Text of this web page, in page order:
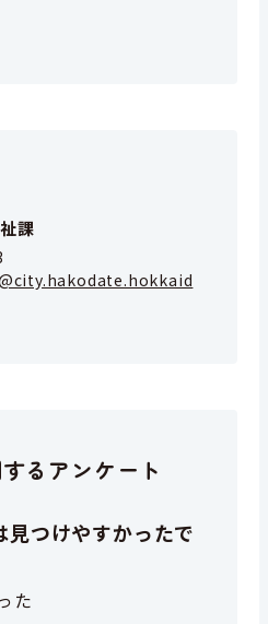
課
るアンケート